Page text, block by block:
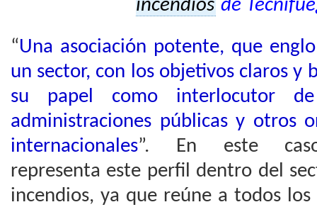
incendios de
“Una asociación potente, que
un sector, con los objetivos claros y
su papel como interlocutor
administraciones públicas y otros
internacionales”. En este
representa este perfil dentro del
incendios, ya que reúne a todos